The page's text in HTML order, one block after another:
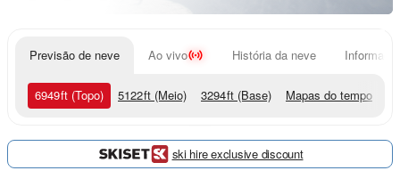
Previsão de neve Ao vivo História da neve
6949ft (Topo) 5122ft (Meio) 3294ft (Base) Mapas do tempo
ski hire exclusive discount